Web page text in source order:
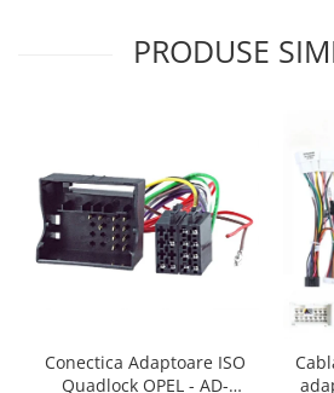
PRODUSE
Conectica Adaptoare ISO
Quadlock OPEL - AD-